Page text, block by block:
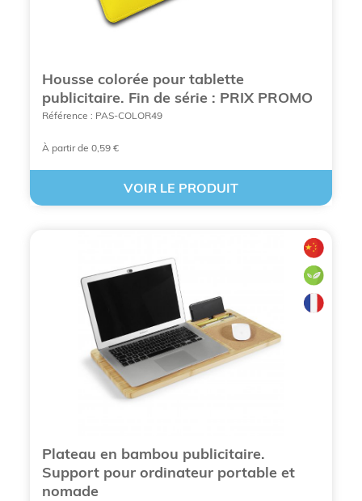
L’expertise BCL Concept pour vos accessoires
pour ordinateur personnalisables
Housse colorée pour tablette
publicitaire. Fin de série : PRIX PROMO
Référence : PAS-COLOR49
À partir de 0,59 €
VOIR LE PRODUIT
Plateau en bambou publicitaire.
Support pour ordinateur portable et
nomade